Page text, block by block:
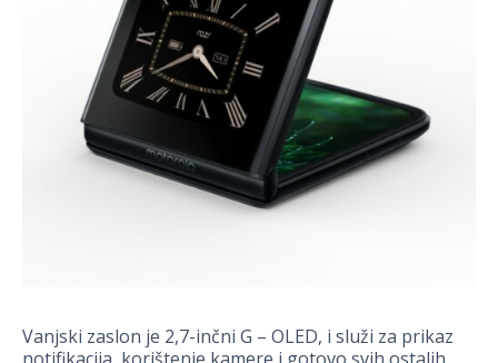
Vanjski zaslon je 2,7-inčni G – OLED, i služi za prikaz